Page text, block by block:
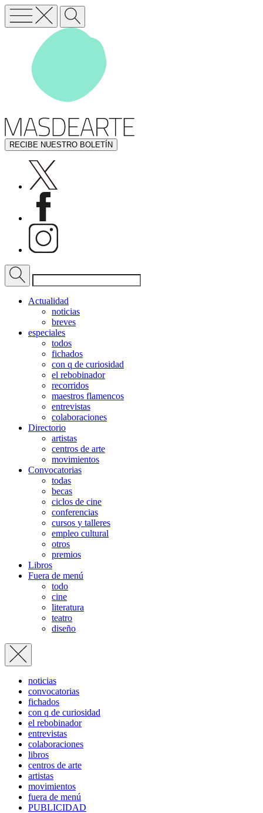
RECIBE NUESTRO BOLETÍN
Actualidad
noticias
breves
especiales
todos
fichados
con q de curiosidad
el rebobinador
recorridos
maestros flamencos
entrevistas
colaboraciones
Directorio
artistas
centros de arte
movimientos
Convocatorias
todas
becas
ciclos de cine
conferencias
cursos y talleres
empleo cultural
otros
premios
Libros
Fuera de menú
todo
cine
literatura
teatro
diseño
noticias
convocatorias
fichados
con q de curiosidad
el rebobinador
entrevistas
colaboraciones
libros
centros de arte
artistas
movimientos
fuera de menú
PUBLICIDAD